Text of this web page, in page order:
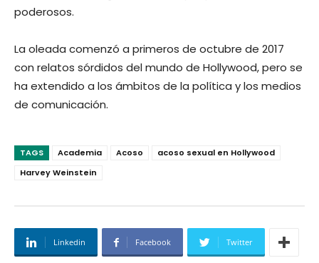
poderosos.
La oleada comenzó a primeros de octubre de 2017
con relatos sórdidos del mundo de Hollywood, pero se
ha extendido a los ámbitos de la política y los medios
de comunicación.
TAGS Academia Acoso
acoso sexual en Hollywood
Harvey Weinstein
Linkedin Facebook Twitter